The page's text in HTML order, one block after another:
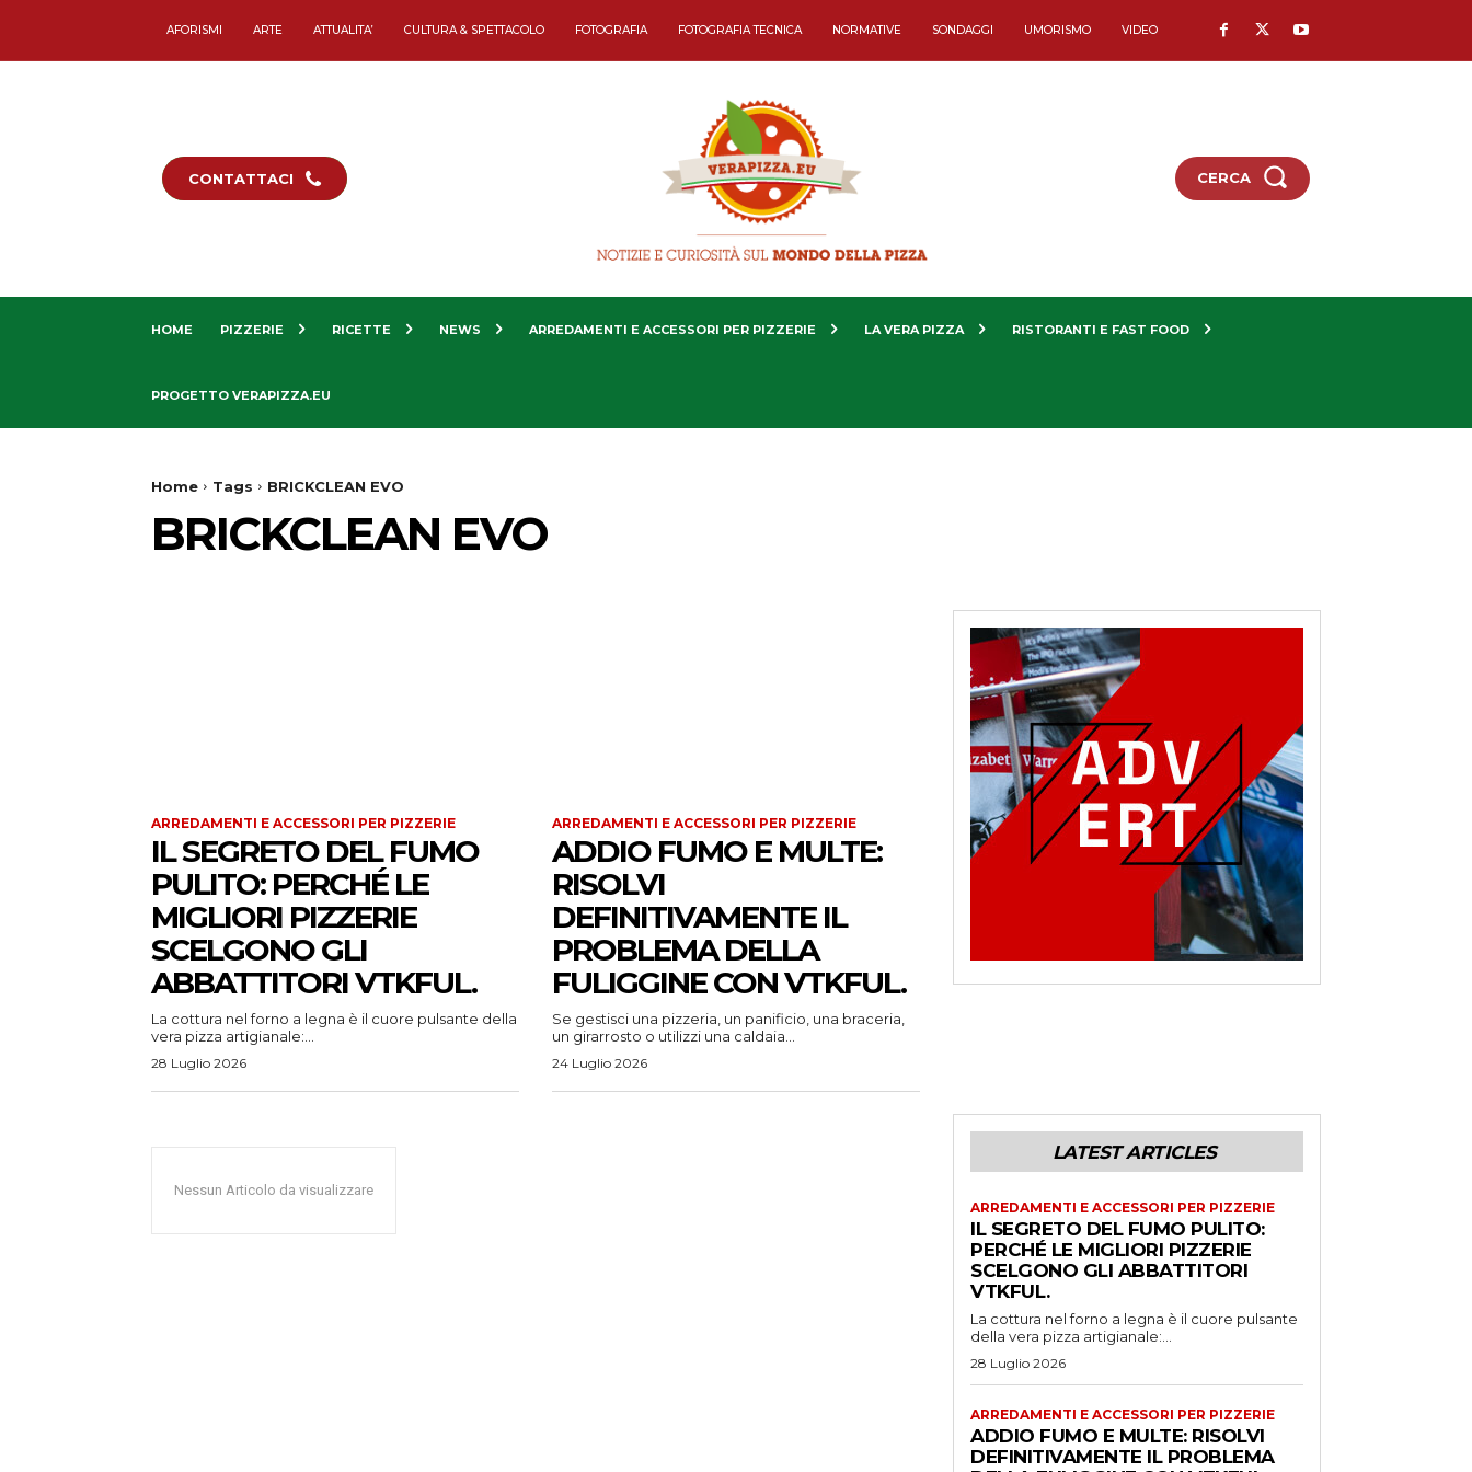
AFORISMI ARTE ATTUALITA’ CULTURA & SPETTACOLO FOTOGRAFIA FOTOGRAFIA TECNICA NORMATIVE SONDAGGI UMORISMO VIDEO
CONTATTACI CERCA
HOME PIZZERIE RICETTE NEWS ARREDAMENTI E ACCESSORI PER PIZZERIE LA VERA PIZZA RISTORANTI E FAST FOOD
PROGETTO VERAPIZZA.EU
Home Tags BRICKCLEAN EVO
BRICKCLEAN EVO
ARREDAMENTI E ACCESSORI PER PIZZERIE
IL SEGRETO DEL FUMO
PULITO: PERCHÉ LE
MIGLIORI PIZZERIE
SCELGONO GLI
ABBATTITORI VTKFUL.
La cottura nel forno a legna è il cuore pulsante della
vera pizza artigianale:...
28 Luglio 2026
ARREDAMENTI E ACCESSORI PER PIZZERIE
ADDIO FUMO E MULTE:
RISOLVI
DEFINITIVAMENTE IL
PROBLEMA DELLA
FULIGGINE CON VTKFUL.
Se gestisci una pizzeria, un panificio, una braceria,
un girarrosto o utilizzi una caldaia...
24 Luglio 2026
Nessun Articolo da visualizzare
LATEST ARTICLES
ARREDAMENTI E ACCESSORI PER PIZZERIE
IL SEGRETO DEL FUMO PULITO:
PERCHÉ LE MIGLIORI PIZZERIE
SCELGONO GLI ABBATTITORI
VTKFUL.
La cottura nel forno a legna è il cuore pulsante
della vera pizza artigianale:...
28 Luglio 2026
ARREDAMENTI E ACCESSORI PER PIZZERIE
ADDIO FUMO E MULTE: RISOLVI
DEFINITIVAMENTE IL PROBLEMA